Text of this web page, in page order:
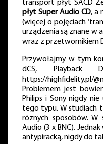
transport płyt SACD
płyt Super Audio CD, a
(więcej o pojęciach
urządzenia są znane w
wraz z przetwornikiem
Przywołajmy w tym
dCS, Playback
https://highfidelity.pl/
Problemem jest
Philips i Sony nigdy
tego typu. W studiach
różnych sposobów. W
Audio (3 x BNC).
antypiracką, nigdy do